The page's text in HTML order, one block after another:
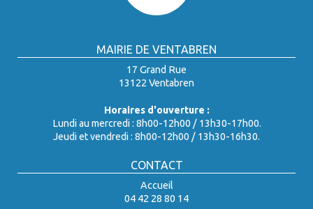
MAIRIE DE VENTABREN
17 Grand Rue
13122 Ventabren
Horaires d'ouverture :
Lundi au mercredi : 8h00-12h00 / 13h30-17h00.
Jeudi et vendredi : 8h00-12h00 / 13h30-16h30.
CONTACT
Accueil
04 42 28 80 14